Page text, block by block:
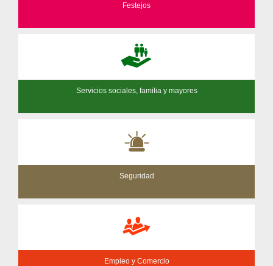
Festejos
Servicios sociales, familia y mayores
Seguridad
Empleo y Comercio